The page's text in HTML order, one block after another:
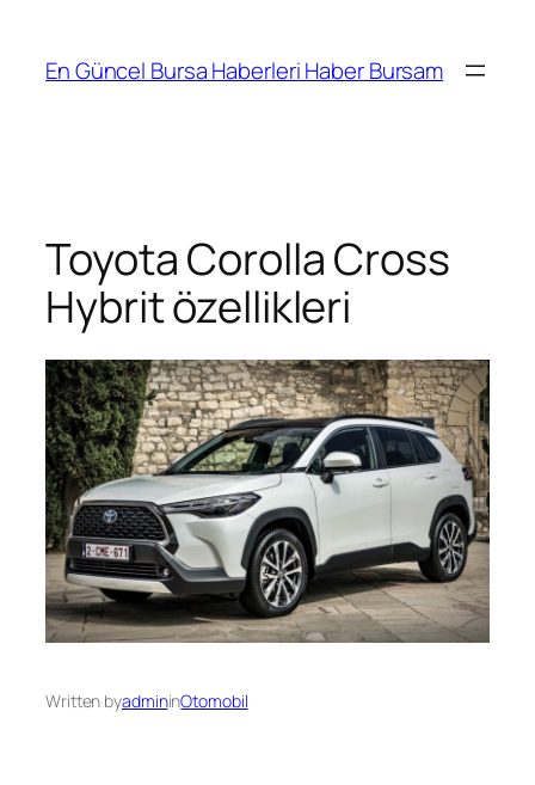
En Güncel Bursa Haberleri Haber Bursam
Toyota Corolla Cross
Hybrit özellikleri
Written byadmininOtomobil